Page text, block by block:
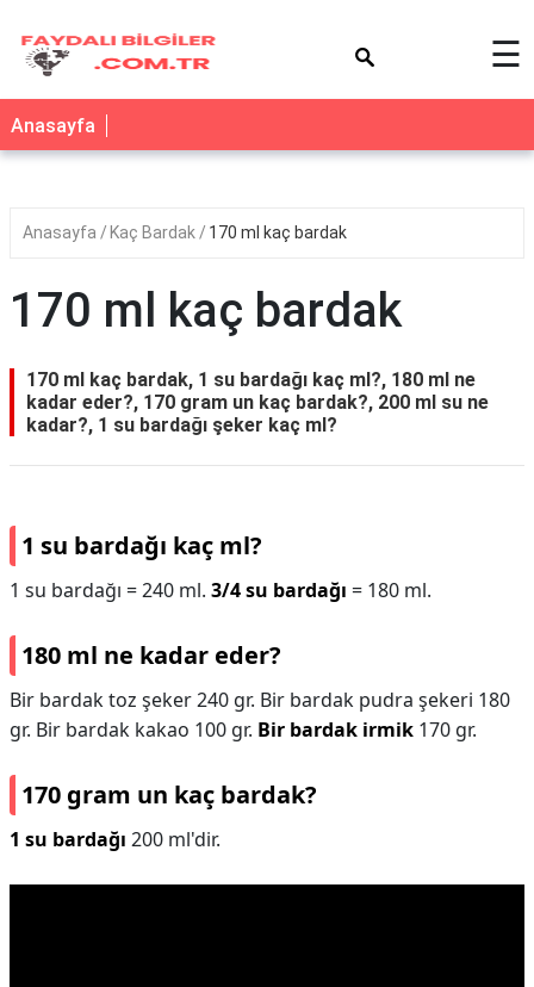
☰
Anasayfa
Anasayfa Kaç Bardak 170 ml kaç bardak
170 ml kaç bardak
170 ml kaç bardak, 1 su bardağı kaç ml?, 180 ml ne
kadar eder?, 170 gram un kaç bardak?, 200 ml su ne
kadar?, 1 su bardağı şeker kaç ml?
1 su bardağı kaç ml?
1 su bardağı = 240 ml. 3/4 su bardağı = 180 ml.
180 ml ne kadar eder?
Bir bardak toz şeker 240 gr. Bir bardak pudra şekeri 180
gr. Bir bardak kakao 100 gr. Bir bardak irmik 170 gr.
170 gram un kaç bardak?
1 su bardağı 200 ml'dir.